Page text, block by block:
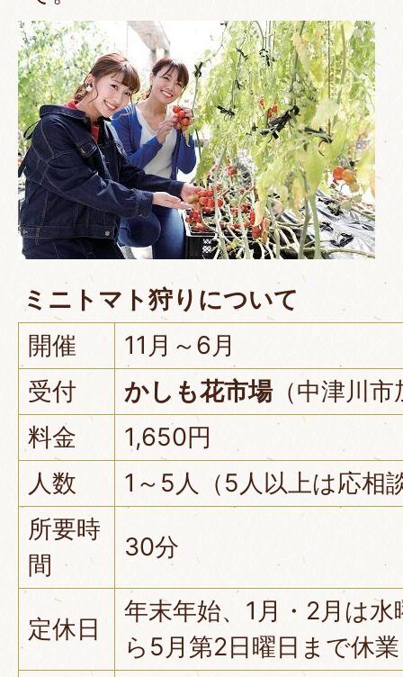
ミニトマト狩りについて
開催
11月～6月
受付
かしも花市場（中津川
料金
1,650円
人数
1～5人（5人以上は応相
所要時
間
30分
定休日
年末年始、1月・2月は
ら5月第2日曜日まで休業